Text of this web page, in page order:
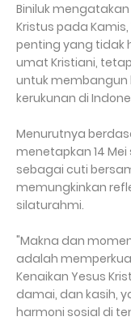
Biniluk
Kristus pada
penting yang tidak
umat Kristiani,
untuk
kerukunan di
Menurutnya
menetapkan 14 Mei
sebagai cuti
memungkinkan
silaturahmi.
"Makna dan
adalah
Kenaikan Yesus
damai, dan kasih,
harmoni sosial di